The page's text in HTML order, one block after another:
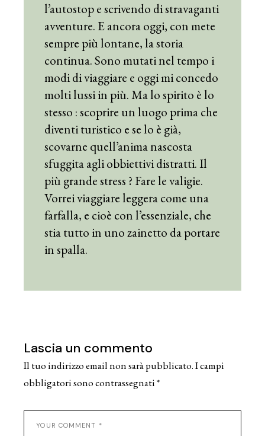
l’autostop e scrivendo di stravaganti
avventure. E ancora oggi, con mete
sempre più lontane, la storia
continua. Sono mutati nel tempo i
modi di viaggiare e oggi mi concedo
molti lussi in più. Ma lo spirito è lo
stesso : scoprire un luogo prima che
diventi turistico e se lo è già,
scovarne quell’anima nascosta
sfuggita agli obbiettivi distratti. Il
più grande stress ? Fare le valigie.
Vorrei viaggiare leggera come una
farfalla, e cioè con l’essenziale, che
stia tutto in uno zainetto da portare
in spalla.
Lascia un commento
Il tuo indirizzo email non sarà pubblicato.I campi
obbligatori sono contrassegnati*